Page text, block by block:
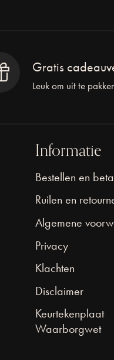
Gratis
Leuk om uit te
Informatie
Bestellen en
Ruilen en
Algemene
Privacy
Klachten
Disclaimer
Keurtekenplaat
Waarborgwet